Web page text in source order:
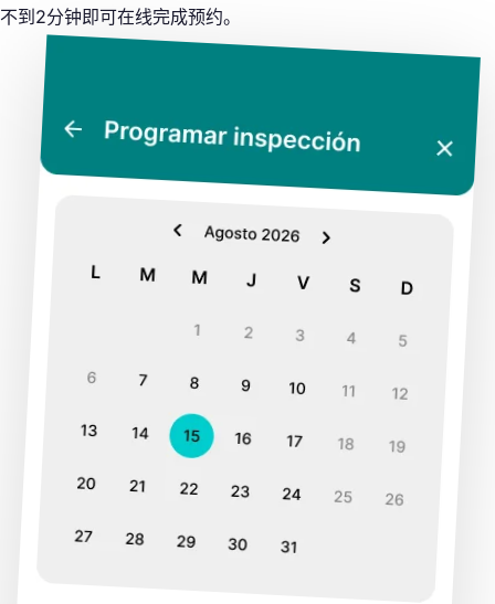
不到2分钟即可在线完成预约。